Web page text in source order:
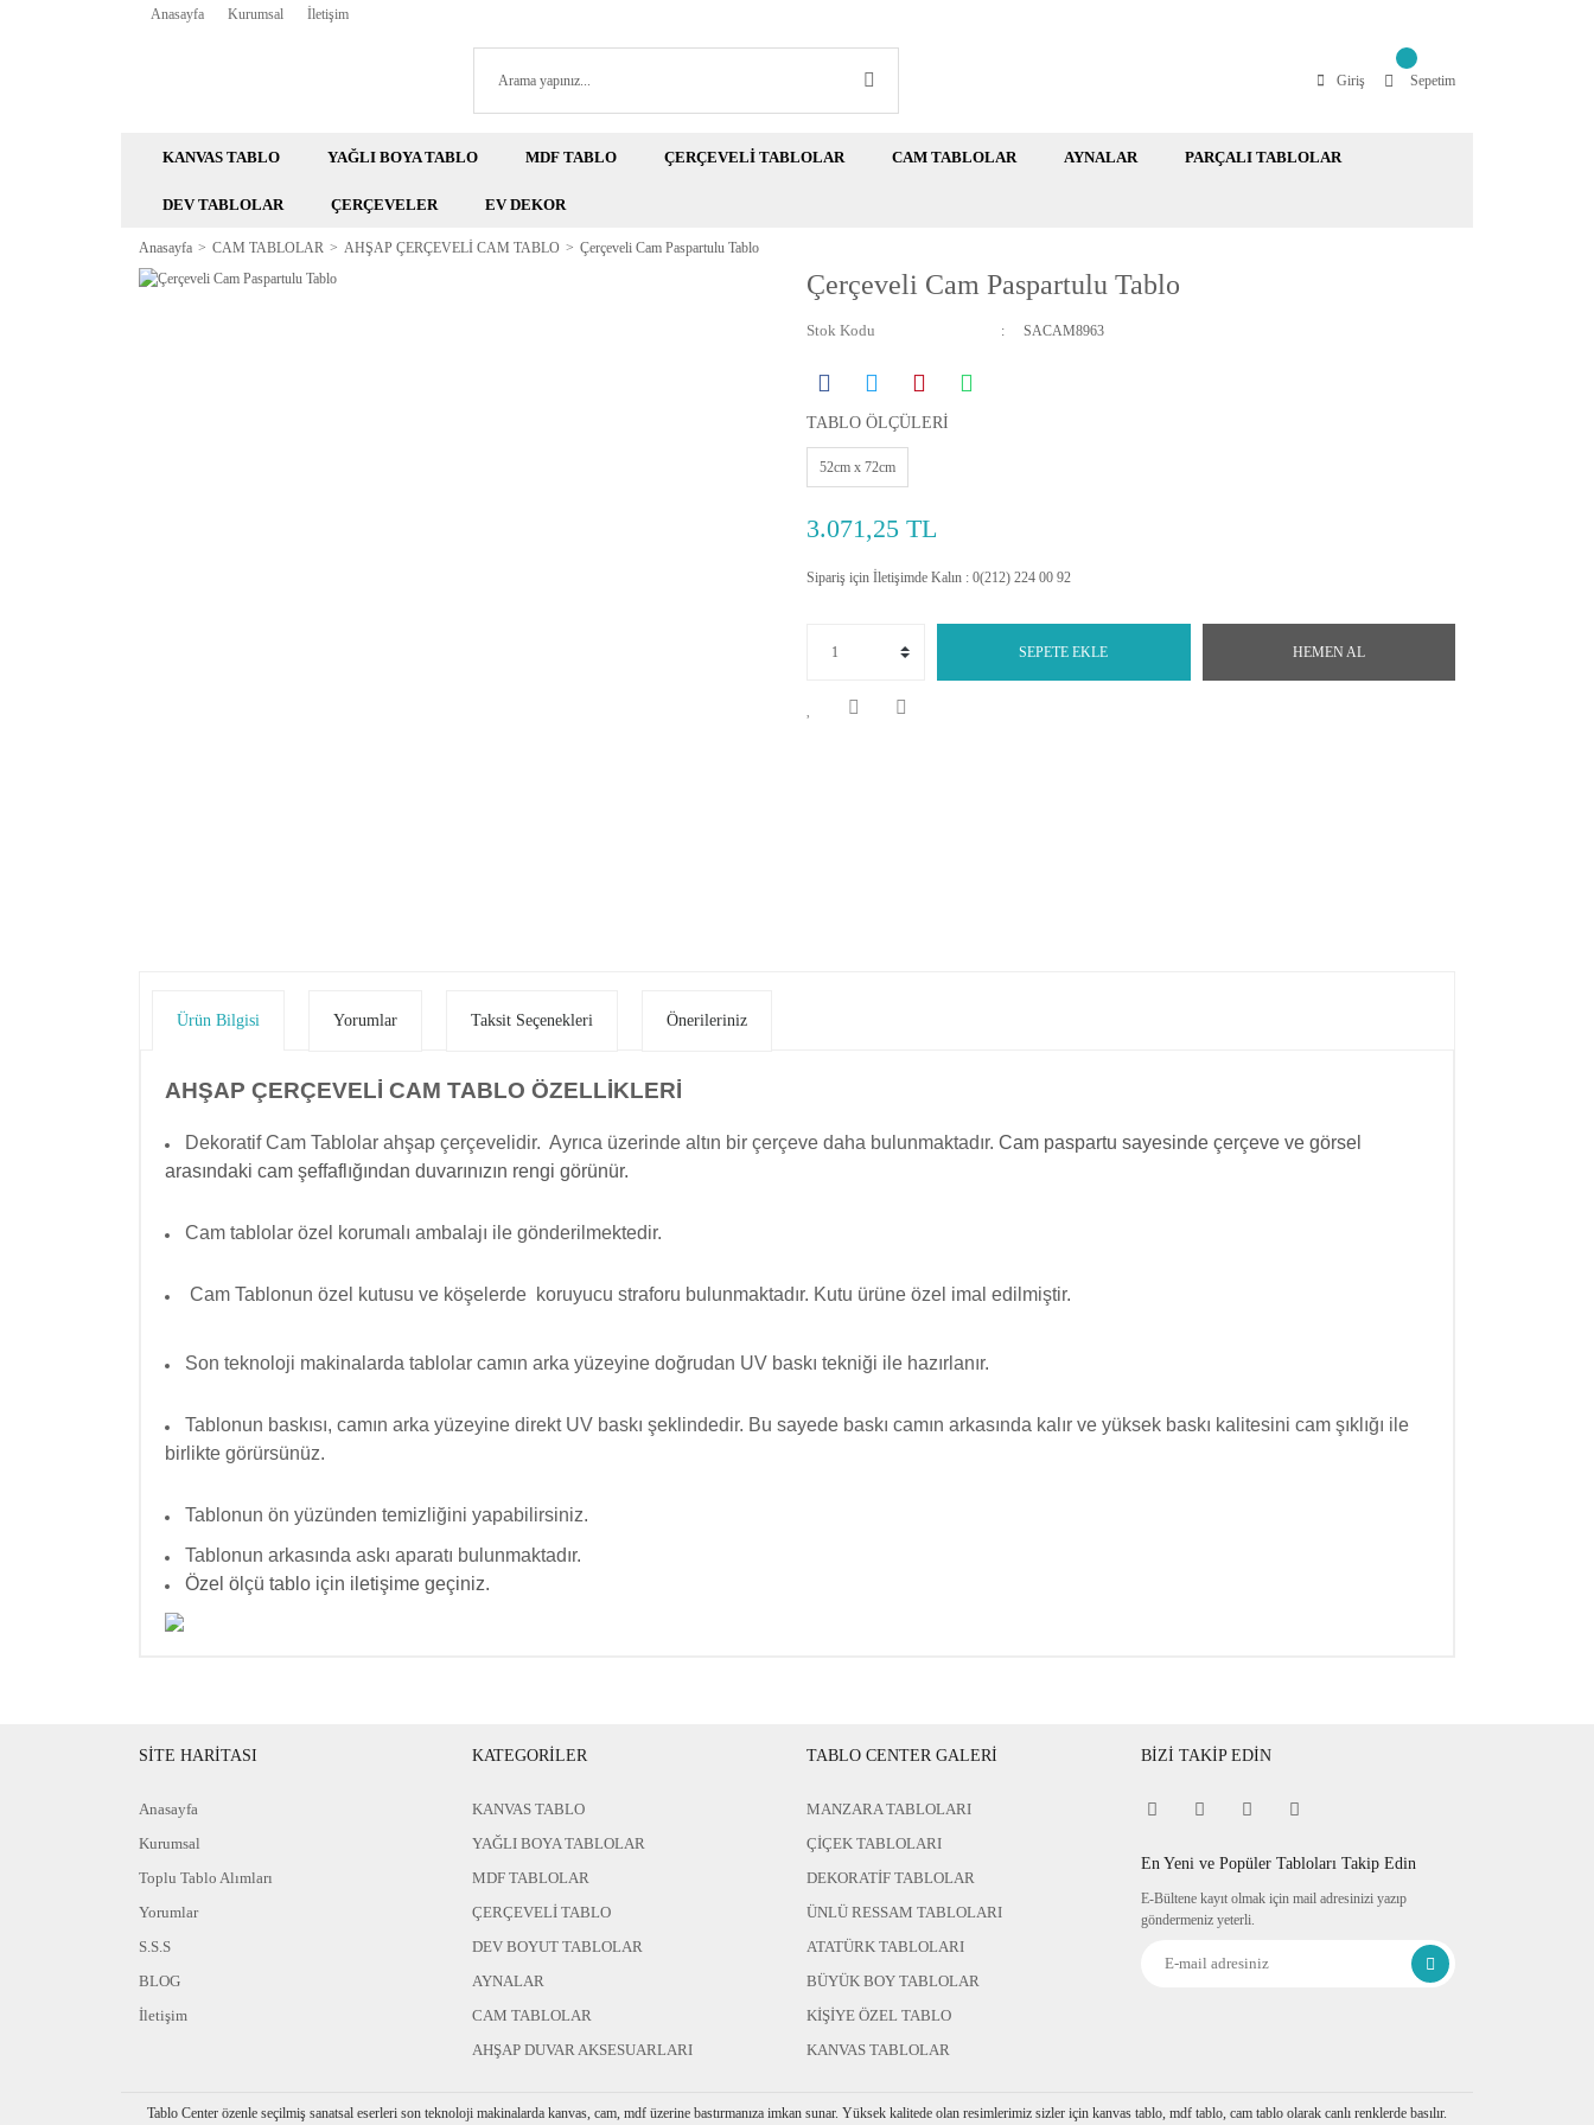
Anasayfa Kurumsal İletişim
Giriş Sepetim
KANVAS TABLO YAĞLI BOYA TABLO MDF TABLO ÇERÇEVELİ TABLOLAR CAM TABLOLAR AYNALAR PARÇALI TABLOLAR
DEV TABLOLAR ÇERÇEVELER EV DEKOR
Anasayfa CAM TABLOLAR AHŞAP ÇERÇEVELİ CAM TABLO Çerçeveli Cam Paspartulu Tablo
Çerçeveli Cam Paspartulu Tablo
Stok Kodu SACAM8963
TABLO ÖLÇÜLERİ
52cm x 72cm
3.071,25 TL
Sipariş için İletişimde Kalın : 0(212) 224 00 92
SEPETE EKLE HEMEN AL
Ürün Bilgisi Yorumlar Taksit Seçenekleri Önerileriniz
AHŞAP ÇERÇEVELİ CAM TABLO ÖZELLİKLERİ
Dekoratif Cam Tablolar ahşap çerçevelidir. Ayrıca üzerinde altın bir çerçeve daha bulunmaktadır. Cam paspartu sayesinde çerçeve ve görsel
arasındaki cam şeffaflığından duvarınızın rengi görünür.
Cam tablolar özel korumalı ambalajı ile gönderilmektedir.
Cam Tablonun özel kutusu ve köşelerde koruyucu straforu bulunmaktadır. Kutu ürüne özel imal edilmiştir.
Son teknoloji makinalarda tablolar camın arka yüzeyine doğrudan UV baskı tekniği ile hazırlanır.
Tablonun baskısı, camın arka yüzeyine direkt UV baskı şeklindedir. Bu sayede baskı camın arkasında kalır ve yüksek baskı kalitesini cam şıklığı ile
birlikte görürsünüz.
Tablonun ön yüzünden temizliğini yapabilirsiniz.
Tablonun arkasında askı aparatı bulunmaktadır.
Özel ölçü tablo için iletişime geçiniz.
SİTE HARİTASI
Anasayfa
Kurumsal
Toplu Tablo Alımları
Yorumlar
S.S.S
BLOG
İletişim
KATEGORİLER
KANVAS TABLO
YAĞLI BOYA TABLOLAR
MDF TABLOLAR
ÇERÇEVELİ TABLO
DEV BOYUT TABLOLAR
AYNALAR
CAM TABLOLAR
AHŞAP DUVAR AKSESUARLARI
TABLO CENTER GALERİ
MANZARA TABLOLARI
ÇİÇEK TABLOLARI
DEKORATİF TABLOLAR
ÜNLÜ RESSAM TABLOLARI
ATATÜRK TABLOLARI
BÜYÜK BOY TABLOLAR
KİŞİYE ÖZEL TABLO
KANVAS TABLOLAR
BİZİ TAKİP EDİN
En Yeni ve Popüler Tabloları Takip Edin
E-Bültene kayıt olmak için mail adresinizi yazıp
göndermeniz yeterli.
Tablo Center özenle seçilmiş sanatsal eserleri son teknoloji makinalarda kanvas, cam, mdf üzerine bastırmanıza imkan sunar. Yüksek kalitede olan resimlerimiz sizler için kanvas tablo, mdf tablo, cam tablo olarak canlı renklerde basılır.